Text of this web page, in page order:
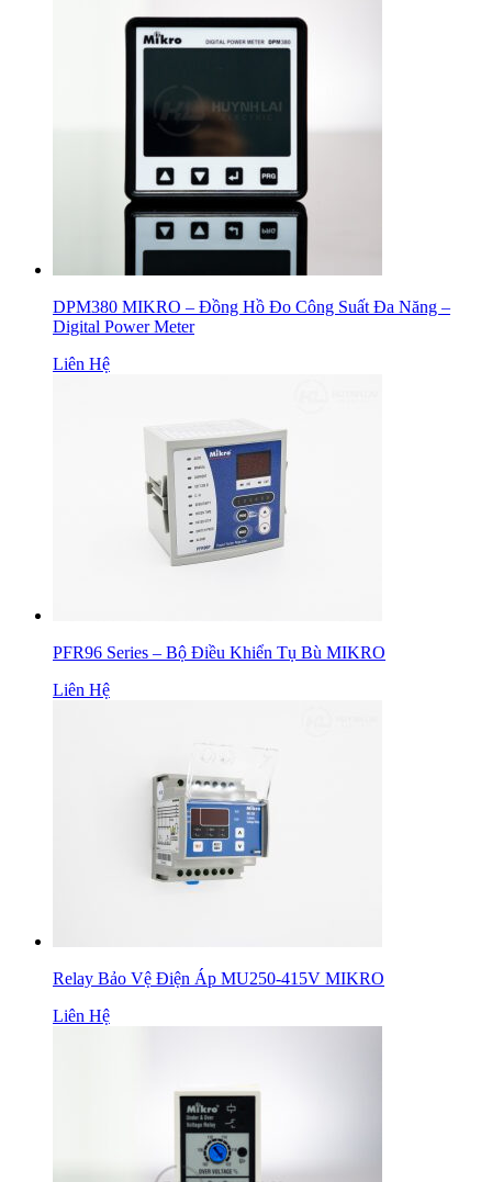
DPM380 MIKRO – Đồng Hồ Đo Công Suất Đa Năng –
Digital Power Meter
Liên Hệ
PFR96 Series – Bộ Điều Khiển Tụ Bù MIKRO
Liên Hệ
Relay Bảo Vệ Điện Áp MU250-415V MIKRO
Liên Hệ